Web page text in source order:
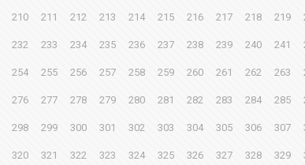
210 211 212 213 214 215 216 217 218 219
232 233 234 235 236 237 238 239 240 241
254 255 256 257 258 259 260 261 262 263
276 277 278 279 280 281 282 283 284 285
298 299 300 301 302 303 304 305 306 307
320 321 322 323 324 325 326 327 328 329